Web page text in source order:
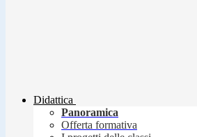
Didattica
Panoramica
Offerta formativa